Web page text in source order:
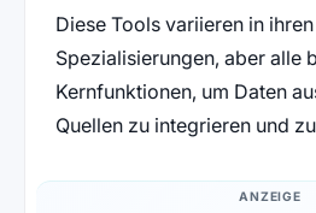
Diese Tools variieren in
Spezialisierungen, aber alle
Kernfunktionen, um Daten
Quellen zu integrieren und
ANZEIGE